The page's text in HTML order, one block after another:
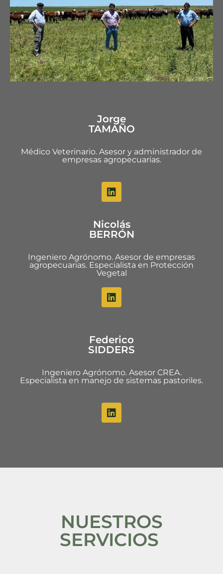
Jorge
TAMAÑO
Médico Veterinario. Asesor y administrador de
empresas agropecuarias.
Nicolás
BERRÓN
Ingeniero Agrónomo. Asesor de empresas
agropecuarias. Especialista en Protección
Vegetal
Federico
SIDDERS
Ingeniero Agrónomo. Asesor CREA.
Especialista en manejo de sistemas pastoriles.
NUESTROS
SERVICIOS ​